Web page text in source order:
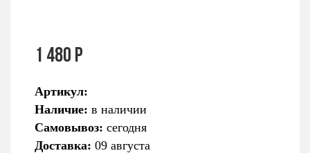
1 480 Р
Артикул:
Наличие: в наличии
Самовывоз: сегодня
Доставка: 09 августа